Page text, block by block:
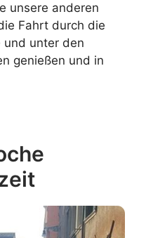
unsere anderen
Fahrt durch die
und unter den
genießen und in